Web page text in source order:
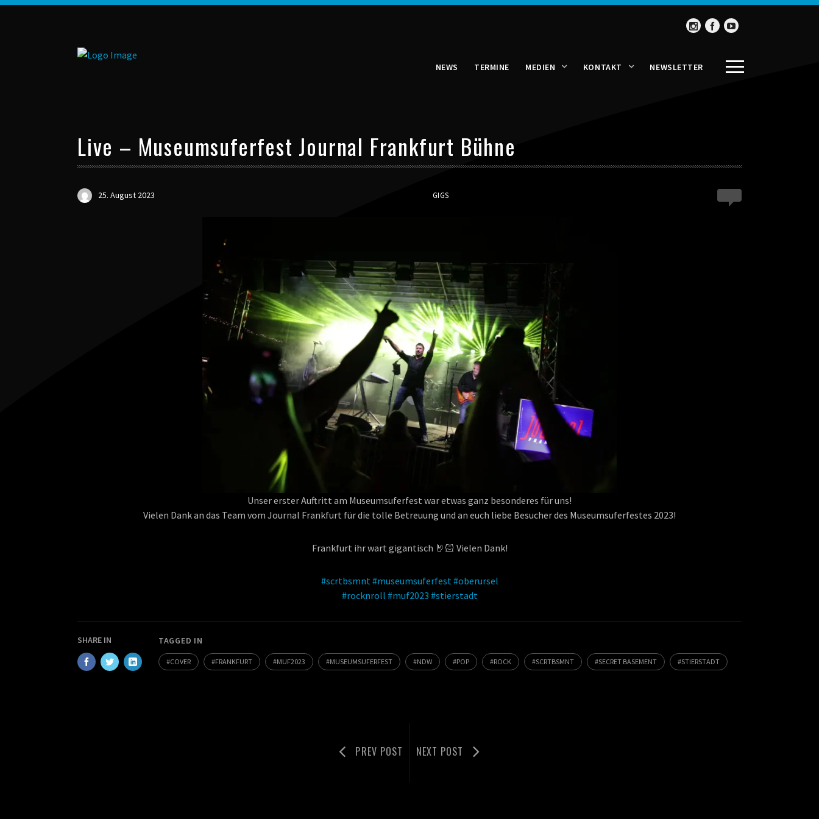
NEWS TERMINE MEDIEN KONTAKT NEWSLETTER
Live – Museumsuferfest Journal Frankfurt Bühne
25. August 2023 GIGS
Unser erster Auftritt am Museumsuferfest war etwas ganz besonderes für uns!
Vielen Dank an das Team vom Journal Frankfurt für die tolle Betreuung und an euch liebe Besucher des Museumsuferfestes 2023!
Frankfurt ihr wart gigantisch 🤘🏻 Vielen Dank!
#scrtbsmnt #museumsuferfest #oberursel
#rocknroll #muf2023 #stierstadt
SHARE IN TAGGED IN
COVER FRANKFURT MUF2023 MUSEUMSUFERFEST NDW POP ROCK SCRTBSMNT SECRET BASEMENT STIERSTADT
PREV POST NEXT POST